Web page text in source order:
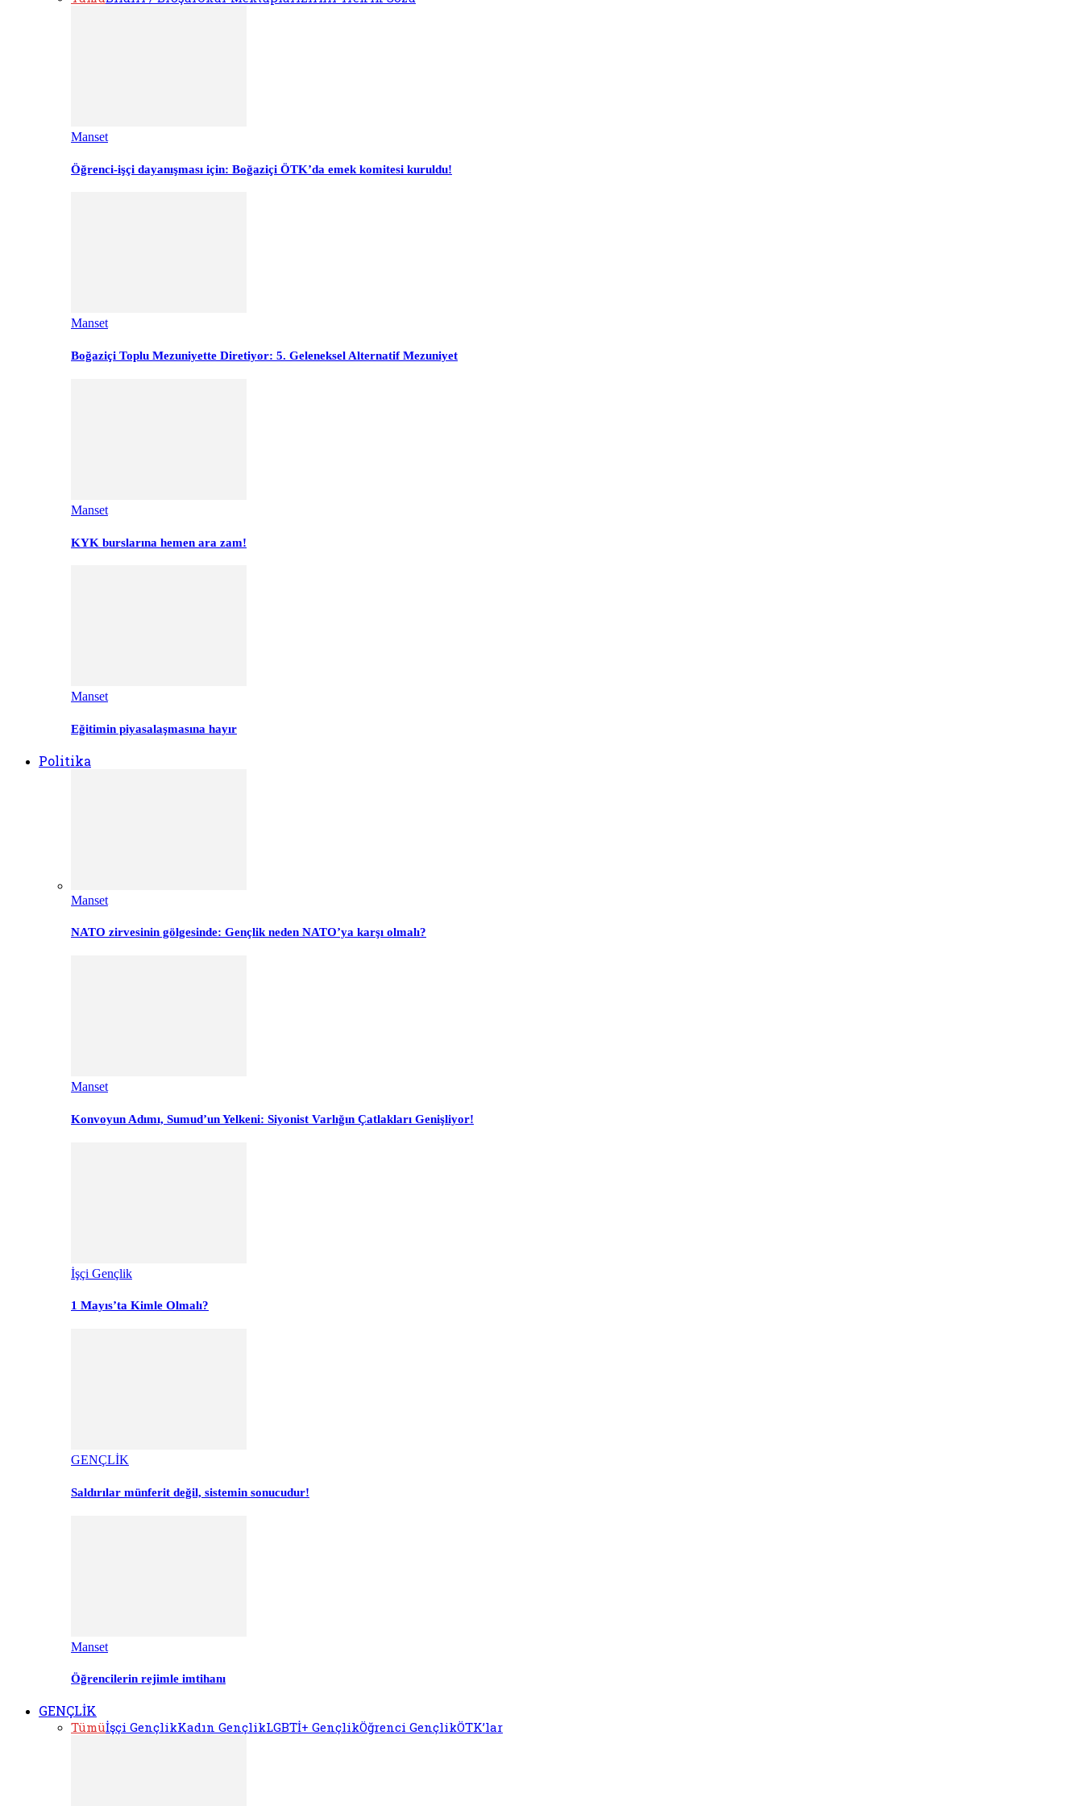
Manset
Öğrenci-işçi dayanışması için: Boğaziçi ÖTK’da emek komitesi kuruldu!
Manset
Boğaziçi Toplu Mezuniyette Diretiyor: 5. Geleneksel Alternatif Mezuniyet
Manset
KYK burslarına hemen ara zam!
Manset
Eğitimin piyasalaşmasına hayır
Politika
Manset
NATO zirvesinin gölgesinde: Gençlik neden NATO’ya karşı olmalı?
Manset
Konvoyun Adımı, Sumud’un Yelkeni: Siyonist Varlığın Çatlakları Genişliyor!
İşçi Gençlik
1 Mayıs’ta Kimle Olmalı?
GENÇLİK
Saldırılar münferit değil, sistemin sonucudur!
Manset
Öğrencilerin rejimle imtihanı
GENÇLİK
Tümüİşçi GençlikKadın GençlikLGBTİ+ GençlikÖğrenci GençlikÖTK’lar